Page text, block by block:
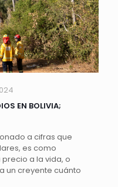
EN BOLIVIA;
a cifras que
es como
a la vida, o
un creyente cuánto